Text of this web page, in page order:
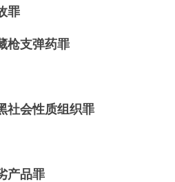
罪
枪支弹药罪
社会性质组织罪
产品罪